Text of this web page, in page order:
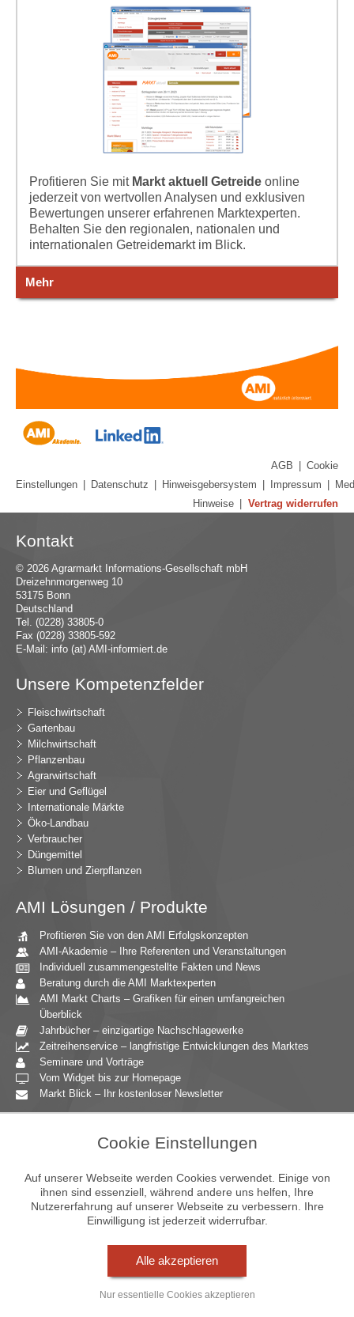
Profitieren Sie mit Markt aktuell Getreide online
jederzeit von wertvollen Analysen und exklusiven
Bewertungen unserer erfahrenen Marktexperten.
Behalten Sie den regionalen, nationalen und
internationalen Getreidemarkt im Blick.
Mehr
AGB
Cookie
Einstellungen
Datenschutz Hinweisgebersystem Impressum
Hinweise
Vertrag widerrufen
Kontakt
© 2026 Agrarmarkt Informations-Gesellschaft mbH
Dreizehnmorgenweg 10
53175 Bonn
Deutschland
Tel. (0228) 33805-0
Fax (0228) 33805-592
E-Mail: info (at) AMI-informiert.de
Unsere Kompetenzfelder
Fleischwirtschaft
Gartenbau
Milchwirtschaft
Pflanzenbau
Agrarwirtschaft
Eier und Geflügel
Internationale Märkte
Öko-Landbau
Verbraucher
Düngemittel
Blumen und Zierpflanzen
AMI Lösungen / Produkte
Profitieren Sie von den AMI Erfolgskonzepten
AMI-Akademie – Ihre Referenten und Veranstaltungen
Individuell zusammengestellte Fakten und News
Beratung durch die AMI Marktexperten
AMI Markt Charts – Grafiken für einen umfangreichen
Überblick
Jahrbücher – einzigartige Nachschlagewerke
Zeitreihenservice – langfristige Entwicklungen des Marktes
Seminare und Vorträge
Vom Widget bis zur Homepage
Markt Blick – Ihr kostenloser Newsletter
Unternehmensberatung
Ernährungsgewerbe
Einzelhandel
Bildung & Wissenschaft
Cookie Einstellungen
Auf unserer Webseite werden Cookies verwendet. Einige von
ihnen sind essenziell, während andere uns helfen, Ihre
Nutzererfahrung auf unserer Webseite zu verbessern. Ihre
Einwilligung ist jederzeit widerrufbar.
Alle akzeptieren
Nur essentielle Cookies akzeptieren